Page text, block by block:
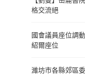
格交流絕
國會議員座位調
紹爾座位
濰坊市各縣郊區